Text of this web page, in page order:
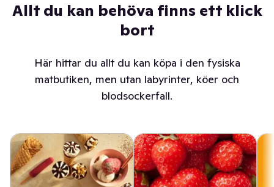
Allt du kan behöva finns ett klick
bort
Här hittar du allt du kan köpa i den fysiska
matbutiken, men utan labyrinter, köer och
blodsockerfall.